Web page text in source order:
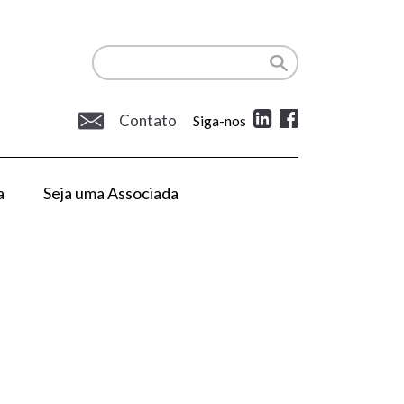
Contato Siga-nos
Seja uma Associada